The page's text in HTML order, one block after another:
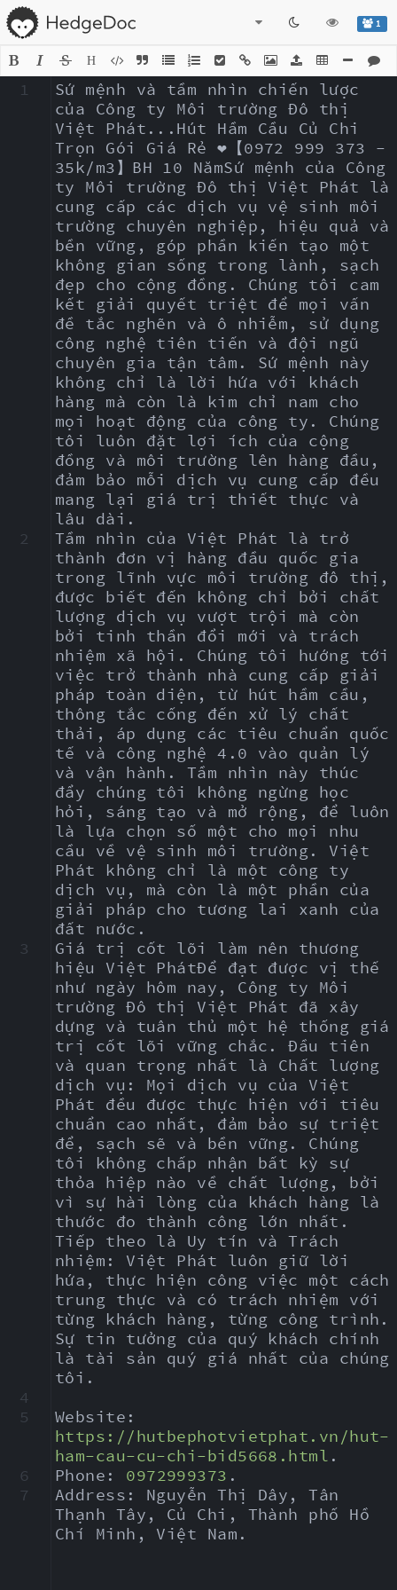
1
H
1
Sứ mệnh và tầm nhìn chiến lược
của Công ty Môi trường Đô thị
Việt Phát...Hút Hầm Cầu Củ Chi
Trọn Gói Giá Rẻ ❤️【0972 999 373 -
35k/m3】BH 10 NămSứ mệnh của Công
ty Môi trường Đô thị Việt Phát là
cung cấp các dịch vụ vệ sinh môi
trường chuyên nghiệp, hiệu quả và
bền vững, góp phần kiến tạo một
không gian sống trong lành, sạch
đẹp cho cộng đồng. Chúng tôi cam
kết giải quyết triệt để mọi vấn
đề tắc nghẽn và ô nhiễm, sử dụng
công nghệ tiên tiến và đội ngũ
chuyên gia tận tâm. Sứ mệnh này
không chỉ là lời hứa với khách
hàng mà còn là kim chỉ nam cho
mọi hoạt động của công ty. Chúng
tôi luôn đặt lợi ích của cộng
đồng và môi trường lên hàng đầu,
đảm bảo mỗi dịch vụ cung cấp đều
mang lại giá trị thiết thực và
lâu dài.
2
Tầm nhìn của Việt Phát là trở
thành đơn vị hàng đầu quốc gia
trong lĩnh vực môi trường đô thị,
được biết đến không chỉ bởi chất
lượng dịch vụ vượt trội mà còn
bởi tinh thần đổi mới và trách
nhiệm xã hội. Chúng tôi hướng tới
việc trở thành nhà cung cấp giải
pháp toàn diện, từ hút hầm cầu,
thông tắc cống đến xử lý chất
thải, áp dụng các tiêu chuẩn quốc
tế và công nghệ 4.0 vào quản lý
và vận hành. Tầm nhìn này thúc
đẩy chúng tôi không ngừng học
hỏi, sáng tạo và mở rộng, để luôn
là lựa chọn số một cho mọi nhu
cầu về vệ sinh môi trường. Việt
Phát không chỉ là một công ty
dịch vụ, mà còn là một phần của
giải pháp cho tương lai xanh của
đất nước.
3
Giá trị cốt lõi làm nên thương
hiệu Việt PhátĐể đạt được vị thế
như ngày hôm nay, Công ty Môi
trường Đô thị Việt Phát đã xây
dựng và tuân thủ một hệ thống giá
trị cốt lõi vững chắc. Đầu tiên
và quan trọng nhất là Chất lượng
dịch vụ: Mọi dịch vụ của Việt
Phát đều được thực hiện với tiêu
chuẩn cao nhất, đảm bảo sự triệt
để, sạch sẽ và bền vững. Chúng
tôi không chấp nhận bất kỳ sự
thỏa hiệp nào về chất lượng, bởi
vì sự hài lòng của khách hàng là
thước đo thành công lớn nhất.
Tiếp theo là Uy tín và Trách
nhiệm: Việt Phát luôn giữ lời
hứa, thực hiện công việc một cách
trung thực và có trách nhiệm với
từng khách hàng, từng công trình.
Sự tin tưởng của quý khách chính
là tài sản quý giá nhất của chúng
tôi.
4
5
https://hutbephotvietphat.vn/hut-
ham-cau-cu-chi-bid5668.html .
6
Phone: 0972999373 .
7
Address: Nguyễn Thị Dây, Tân
Thạnh Tây, Củ Chi, Thành phố Hồ
Chí Minh, Việt Nam.